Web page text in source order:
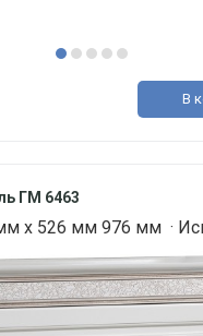
В
ГМ 6463
х 526 мм 976 мм ·